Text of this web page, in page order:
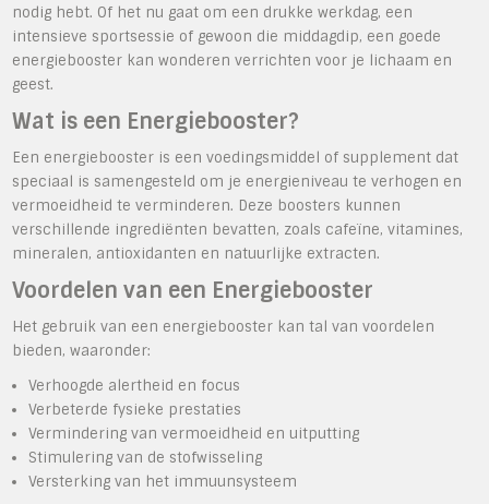
nodig hebt. Of het nu gaat om een drukke werkdag, een
intensieve sportsessie of gewoon die middagdip, een goede
energiebooster kan wonderen verrichten voor je lichaam en
geest.
Wat is een Energiebooster?
Een energiebooster is een voedingsmiddel of supplement dat
speciaal is samengesteld om je energieniveau te verhogen en
vermoeidheid te verminderen. Deze boosters kunnen
verschillende ingrediënten bevatten, zoals cafeïne, vitamines,
mineralen, antioxidanten en natuurlijke extracten.
Voordelen van een Energiebooster
Het gebruik van een energiebooster kan tal van voordelen
bieden, waaronder:
Verhoogde alertheid en focus
Verbeterde fysieke prestaties
Vermindering van vermoeidheid en uitputting
Stimulering van de stofwisseling
Versterking van het immuunsysteem